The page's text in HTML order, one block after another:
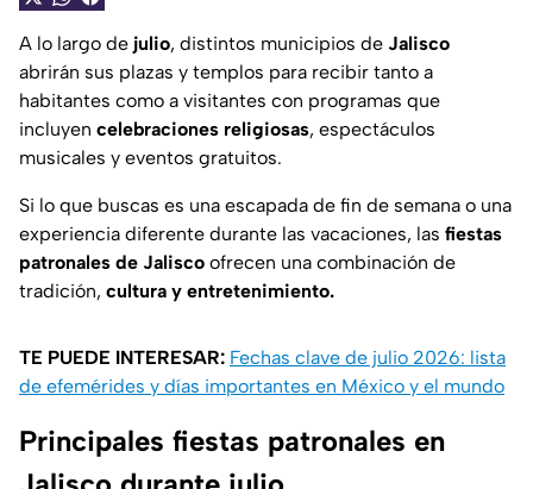
A lo largo de julio, distintos municipios de Jalisco
abrirán sus plazas y templos para recibir tanto a
habitantes como a visitantes con programas que
incluyen celebraciones religiosas, espectáculos
musicales y eventos gratuitos.
Si lo que buscas es una escapada de fin de semana o una
experiencia diferente durante las vacaciones, las fiestas
patronales de Jalisco ofrecen una combinación de
tradición, cultura y entretenimiento.
TE PUEDE INTERESAR: Fechas clave de julio 2026: lista
de efemérides y días importantes en México y el mundo
Principales fiestas patronales en